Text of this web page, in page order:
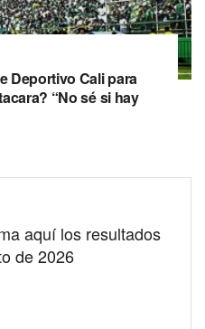
Deportivo Cali para
“No sé si hay
aquí los resultados
de 2026